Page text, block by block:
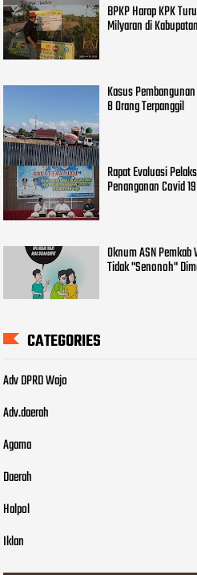
BPKP Harap KPK
Milyaran di
Kasus
8 Orang Terpanggil
Rapat Evaluasi
Penanganan Covid
Oknum ASN
Tidak "Senonoh"
CATEGORIES
Adv DPRD Wajo
Adv.daerah
Agama
Daerah
Halpol
Iklan